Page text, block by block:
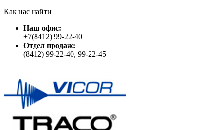
Как нас найти
Наш офис:
+7(8412) 99-22-40
Отдел продаж:
(8412) 99-22-40, 99-22-45